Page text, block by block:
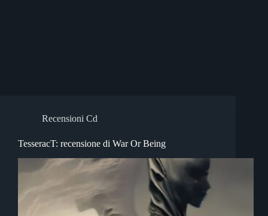
Recensioni Cd
TesseracT: recensione di War Or Being